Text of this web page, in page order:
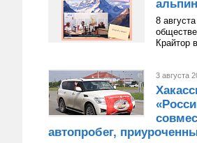
8
Крайтор
3 августа
автопробег,